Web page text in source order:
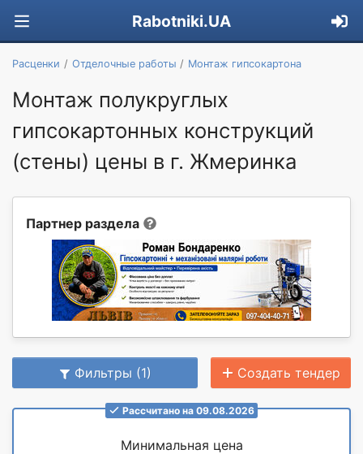
Rabotniki.UA
Расценки Отделочные работы Монтаж гипсокартона
Монтаж полукруглых
гипсокартонных конструкций
(стены) цены в г. Жмеринка
Партнер раздела
Фильтры (1) Создать тендер
Рассчитано на 09.08.2026
Минимальная цена